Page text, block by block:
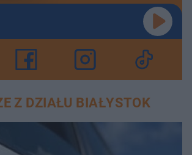
Z DZIAŁU BIAŁYSTOK